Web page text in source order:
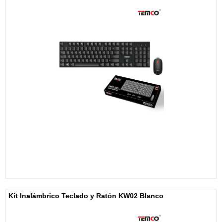
Kit Inalámbrico Teclado y Ratón KW02 Blanco